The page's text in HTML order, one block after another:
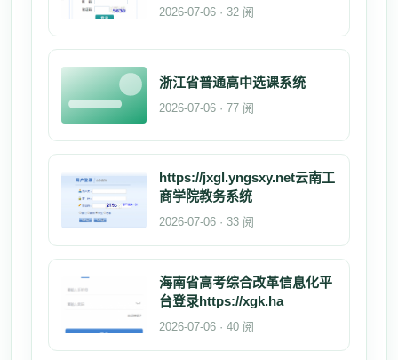
2026-07-06 · 32 阅
浙江省普通高中选课系统
2026-07-06 · 77 阅
https://jxgl.yngsxy.net云南工
商学院教务系统
2026-07-06 · 33 阅
海南省高考综合改革信息化平
台登录https://xgk.ha
2026-07-06 · 40 阅